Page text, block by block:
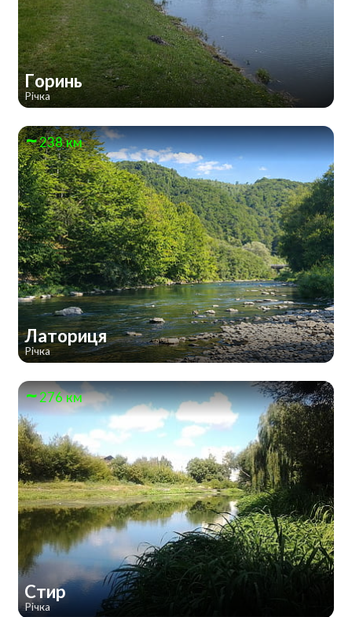
Горинь
Річка
238 км
Латориця
Річка
276 км
Стир
Річка